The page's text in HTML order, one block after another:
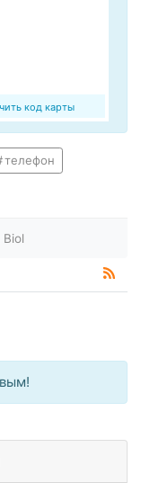
код карты
телефон
Biol